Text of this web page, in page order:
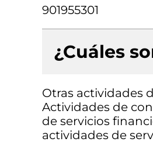
901955301
¿Cuáles
Otras actividades
Actividades de
de servicios
actividades de